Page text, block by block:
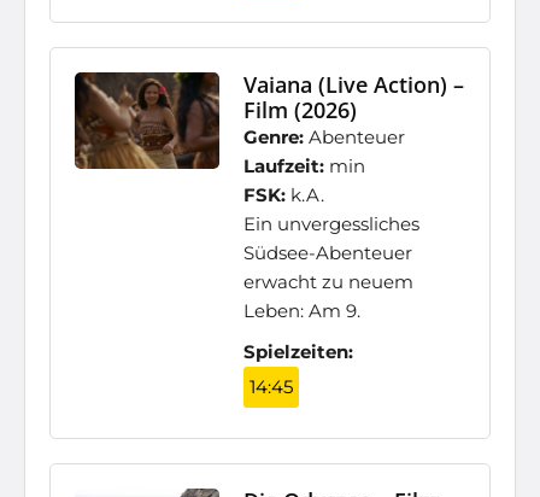
Vaiana (Live Action) –
Film (2026)
Genre: Abenteuer
Laufzeit: min
FSK: k.A.
Ein unvergessliches
Südsee-Abenteuer
erwacht zu neuem
Leben: Am 9.
Spielzeiten:
14:45